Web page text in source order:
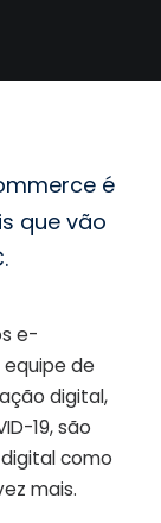
é
que vão
e-
de
digital,
19, são
como
mais.